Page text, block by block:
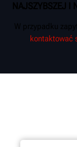
NAJSZYBSZEJ I
W przypadku
kontaktować